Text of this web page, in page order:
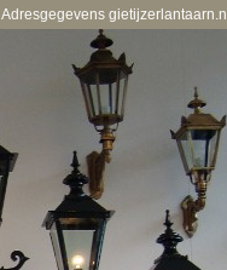
gietijzerlantaarn.nl